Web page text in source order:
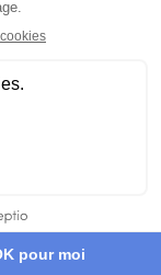
image,
rythme.
nous
reste plus